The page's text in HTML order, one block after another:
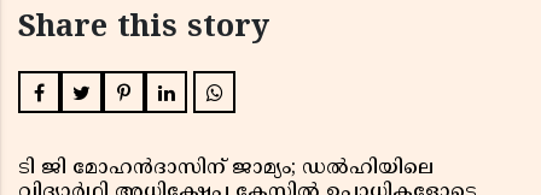
Share this story
ടി ജി മോഹൻദാസിന് ജാമ്യം; ഡൽഹിയിലെ